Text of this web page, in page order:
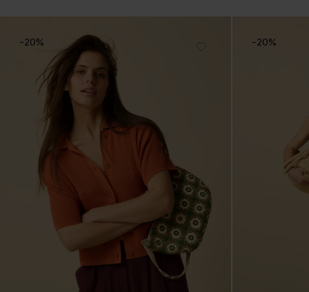
-20% -20%